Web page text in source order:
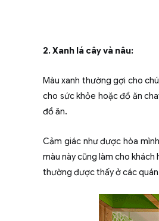
2. Xanh lá cây và nâu:
Màu xanh thường gợi cho
cho sức khỏe hoặc đồ ăn
đồ ăn.
Cảm giác như được hòa
màu này cũng làm cho
thường được thấy ở các